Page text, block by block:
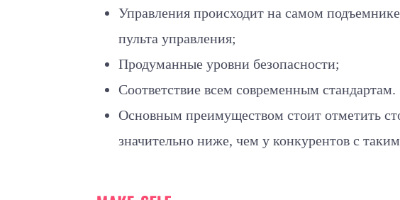
Управления происходит на самом
пульта управления;
Продуманные уровни безопасности;
Соответствие всем современным стандартам.
Основным преимуществом стоит отметить
значительно ниже, чем у конкурентов с